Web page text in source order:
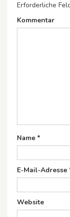
Erforderliche
Kommentar
Name *
E-Mail-Adresse
Website